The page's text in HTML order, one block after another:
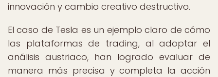
innovación y cambio creativo destructivo.
El caso de Tesla es un ejemplo claro de cómo
las plataformas de trading, al adoptar el
análisis austriaco, han logrado evaluar de
manera más precisa y completa la acción